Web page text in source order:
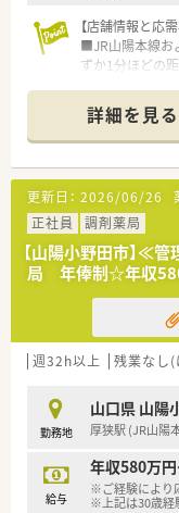
てサポートし合
いです。
■事務スタッフ
専門業務に専念
す。
【店舗情報と応
■JR山陽本線お
ずか1分ほどの
と多岐にわたり
■薬剤師は40代
が在籍しており
【募集背景と求
■今回は欠員補
場を支えていた
す。
■未経験やブラ
を含めた協力体
す。
■山陽小野田市
フランクなコミ
です。
【法人特徴につ
■山口県を中心
しており、調
す。
■山口労働局か
業として男女
詳細を見る
更新日： 2026/06/26
正社員
調剤薬局
【山陽小野田市】≪
局 年俸制☆年収
週32h以上 残業なし
勤務地
山口県 山陽
厚狭駅 (JR山陽
給与
年収580万
※ご経験により
※上記は30歳経